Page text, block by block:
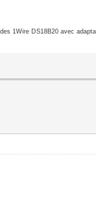
1Wire DS18B20 avec